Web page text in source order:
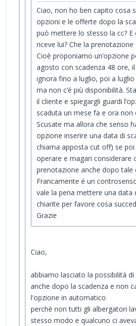
Ciao, non ho ben capito cosa
opzioni e le offerte dopo la
può mettere lo stesso la cc? E
riceve lui? Che la
Cioè proponiamo un’opzione
agosto con scadenza 48 ore,
ignora fino a luglio, poi a luglio
ma non c’é più disponibilità.
il cliente e spiegargli guardi
scaduta un mese fa e ora non
Scusate ma allora che senso
opzione inserire una data di
chiama apposta cut off) se
operare e magari considerare
prenotazione anche dopo tale
Francamente é un
vale la pena mettere una data
chiarite per favore cosa
Grazie
Ciao,
abbiamo lasciato la possibilità di
anche dopo la scadenza e non
l'opzione in automatico
perchè non tutti gli albergatori
stesso modo e qualcuno ci